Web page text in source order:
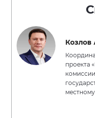
Козлов
проекта